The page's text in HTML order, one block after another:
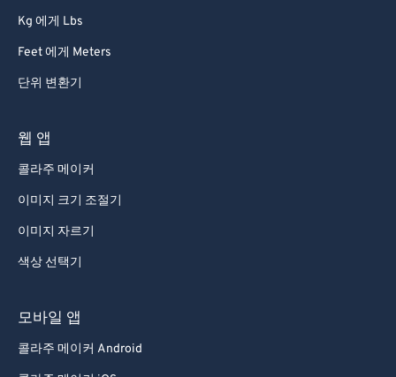
Kg 에게 Lbs
Feet 에게 Meters
단위 변환기
웹 앱
콜라주 메이커
이미지 크기 조절기
이미지 자르기
색상 선택기
모바일 앱
콜라주 메이커 Android